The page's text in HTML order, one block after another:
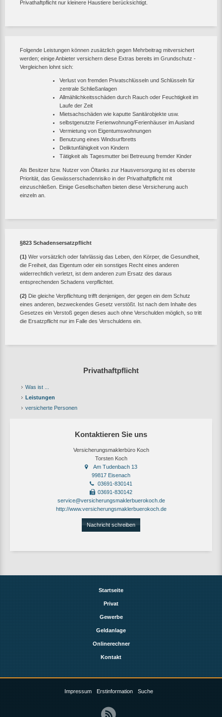
Privathaftpflicht
Was ist ...
Leistungen
versicherte Personen
Kontaktieren Sie uns
Versicherungsmaklerbüro Koch
Torsten Koch
Am Tudenbach 13
99817 Eisenach
03691-830141
03691-830142
service@versicherungsmaklerbuerokoch.de
http://www.versicherungsmaklerbuerokoch.de
Nachricht schreiben
Privathaftpflicht nur kleinere Haustiere berücksichtigt.
Folgende Leistungen können zusätzlich gegen Mehrbeitrag mitversichert
werden; einige Anbieter versichern diese Extras bereits im Grundschutz -
Vergleichen lohnt sich:
Verlust von fremden Privatschlüsseln und Schlüsseln für
zentrale Schließanlagen
Allmählichkeitsschäden durch Rauch oder Feuchtigkeit im
Laufe der Zeit
Mietsachschäden wie kaputte Sanitärobjekte usw.
selbstgenutzte Ferienwohnung/Ferienhäuser im Ausland
Vermietung von Eigentumswohnungen
Benutzung eines Windsurfbretts
Deliktunfähigkeit von Kindern
Tätigkeit als Tagesmutter bei Betreuung fremder Kinder
Als Besitzer bzw. Nutzer von Öltanks zur Hausversorgung ist es oberste
Priorität, das Gewässerschadenrisiko in der Privathaftpflicht mit
einzuschließen. Einige Gesellschaften bieten diese Versicherung auch
einzeln an.
§823 Schadensersatzpflicht
(1) Wer vorsätzlich oder fahrlässig das Leben, den Körper, die Gesundheit,
die Freiheit, das Eigentum oder ein sonstiges Recht eines anderen
widerrechtlich verletzt, ist dem anderen zum Ersatz des daraus
entsprechenden Schadens verpflichtet.
(2) Die gleiche Verpflichtung trifft denjenigen, der gegen ein dem Schutz
eines anderen, bezweckendes Gesetz verstößt. Ist nach dem Inhalte des
Gesetzes ein Verstoß gegen dieses auch ohne Verschulden möglich, so tritt
die Ersatzpflicht nur im Falle des Verschuldens ein.
Startseite
Privat
Gewerbe
Geldanlage
Onlinerechner
Kontakt
Impressum Erstinformation Suche